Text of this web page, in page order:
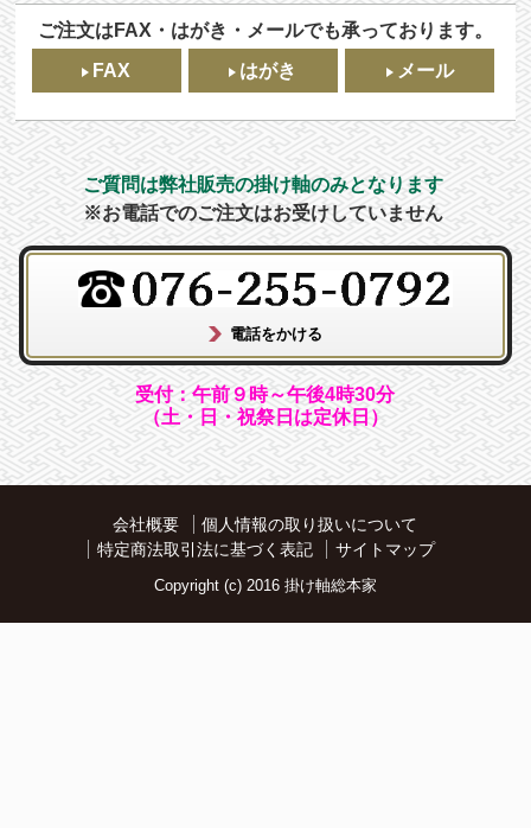
ご注文はFAX・はがき・メールでも承っております。
FAX
はがき メール
ご質問は弊社販売の掛け軸のみとなります
※お電話でのご注文はお受けしていません
受付：午前９時～午後4時30分
（土・日・祝祭日は定休日）
会社概要
個人情報の取り扱いについて
特定商法取引法に基づく表記
サイトマップ
Copyright (c) 2016 掛け軸総本家